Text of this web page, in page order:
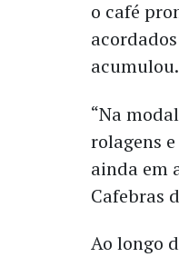
o café
acumulou.
“Na
rolagens
ainda em
Cafebras
Ao longo